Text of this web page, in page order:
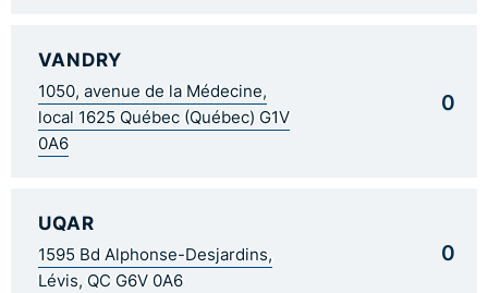
VANDRY
1050, avenue de la Médecine,
local 1625 Québec (Québec) G1V
0A6
0
UQAR
1595 Bd Alphonse-Desjardins,
Lévis, QC G6V 0A6
0